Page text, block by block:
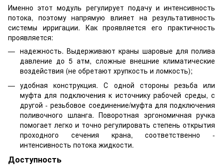
Именно этот модуль регулирует подачу и интенсивность
потока, поэтому напрямую влияет на результативность
системы ирригации. Как проявляется его практичность
проявляется:
надежность. Выдерживают краны шаровые для полива
давление до 5 атм, сложные внешние климатические
воздействия (не обретают хрупкость и ломкость);
удобная конструкция. С одной стороны резьба или
муфта для подключения к источнику рабочей среды, с
другой - резьбовое соединение/муфта для подключения
поливочного шланга. Поворотная эргономичная ручка
помогает легко и точно регулировать степень открытия
проходного сечения крана, соответственно -
интенсивность потока жидкости.
Доступность